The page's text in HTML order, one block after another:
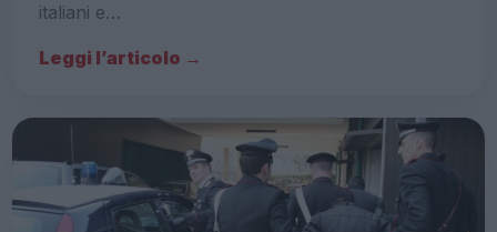
italiani e…
Leggi l’articolo →